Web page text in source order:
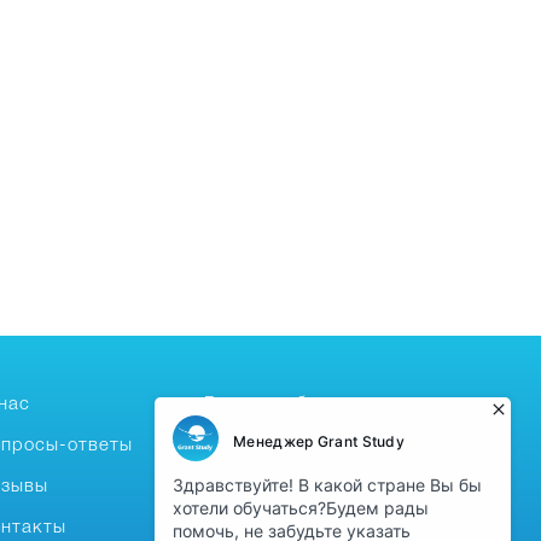
ответы Бесплатное обучение
Foundation-год за
рубежом